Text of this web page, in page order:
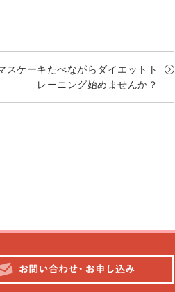
スケーキたべながらダイエットト
レーニング始めませんか？